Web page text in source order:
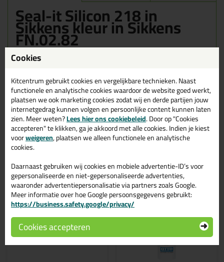
Seal-it Silicon 218 in
Sikkens kleur in Sikkens
FN.02.82
Bestel de Seal-it Silicon 218 in Sikkens kleur in Sikkens FN.02.82
vandaag nog! Vandaag besteld = morgen in huis.
Wil je meer weten over de toepassing en kenmerken van dit
product?Lees alles over dit product >
Gerelateerde producten
Cookies
Kitcentrum gebruikt cookies en vergelijkbare technieken. Naast
functionele en analytische cookies waardoor de website goed werkt,
plaatsen we ook marketing cookies zodat wij en derde partijen jouw
internetgedrag kunnen volgen en persoonlijke content kunnen laten
zien. Meer weten?Lees hier ons cookiebeleid. Door op "Cookies
accepteren" te klikken, ga je akkoord met alle cookies. Indien je kiest
voorweigeren, plaatsen we alleen functionele en analytische
cookies.
Daarnaast gebruiken wij cookies en mobiele advertentie-ID’s voor
gepersonaliseerde en niet-gepersonaliseerde advertenties,
waaronder advertentiepersonalisatie via partners zoals Google.
Meer informatie over hoe Google persoonsgegevens gebruikt:
https://business.safety.google/privacy/
Cookies accepteren